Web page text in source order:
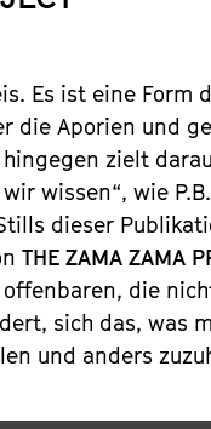
Es ist eine Form
die Aporien und
zielt
wissen“, wie
dieser
THE ZAMA ZAMA
die
sich das, was
und anders